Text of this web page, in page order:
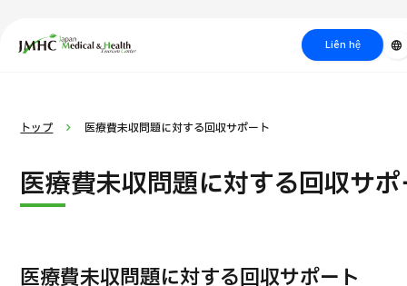
Trung tâm Du lịch Y tế & Sức khỏe Nhật Bản (JMHC) Liên hệ language
Về Japan Medical Quy trình khám chữa bệnh
Tìm theo
bệnh
Tìm theo xét nghiệm /
điều trị
thẩm mỹ
トップ 医療費未収問題に対する回収サポート
医療費未収問題に対する回収サ
医療費未収問題に対する回収サポート